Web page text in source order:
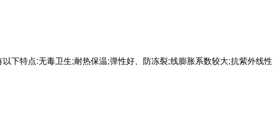
下特点:无毒卫生;耐热保温;弹性好、防冻裂;线膨胀系数较大;抗紫外线性